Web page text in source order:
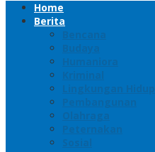
Home
Berita
Bencana
Budaya
Humaniora
Kriminal
Lingkungan Hidup
Pembangunan
Olahraga
Peternakan
Sosial